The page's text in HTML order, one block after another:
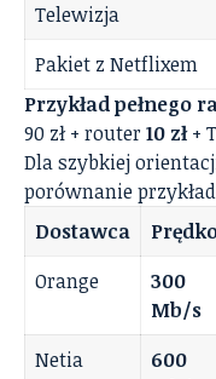
Telewizja
Pakiet z Netflixem
Przykład pełnego
90 zł + router10 zł+
Dla szybkiej
porównanie
Dostawca
Orange
300
Mb/s
Netia
600